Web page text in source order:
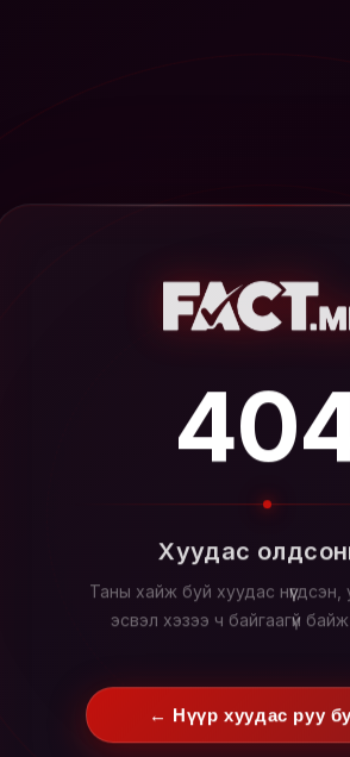
Хуудас
Таны хайж буй хуудас нүүгдсэн,
эсвэл хэзээ ч байгаагүй байж
← Нүүр хуудас руу